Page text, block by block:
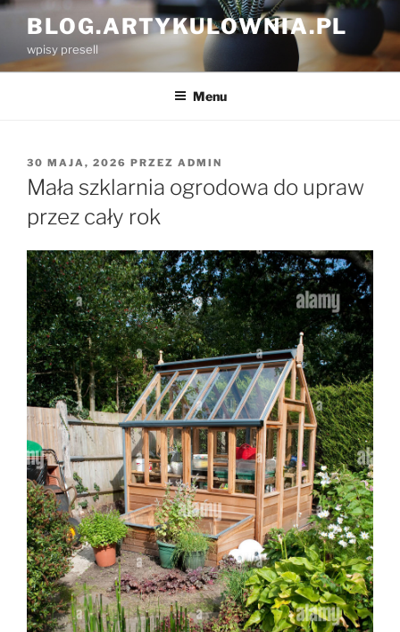
Przejdź
treści
BLOG.ARTYKULOWNIA.PL
wpisy presell
Menu
OPUBLIKOWANE
W
30 MAJA, 2026 PRZEZ ADMIN
Mała szklarnia ogrodowa do upraw
przez cały rok